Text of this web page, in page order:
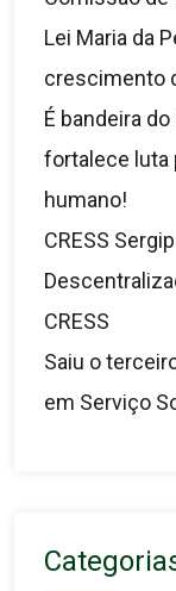
Lei Maria da
crescimento
É bandeira
fortalece luta
humano!
CRESS
CRESS
Saiu o
em Serviço